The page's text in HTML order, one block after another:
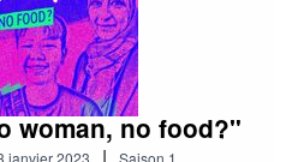
woman, no food?"